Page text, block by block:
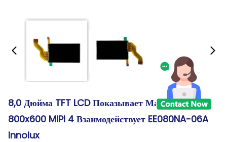
8,0 Дюйма TFT LCD Показывает Майны Модуля
800x600 MIPI 4 Взаимодействует EE080NA-06A
Innolux